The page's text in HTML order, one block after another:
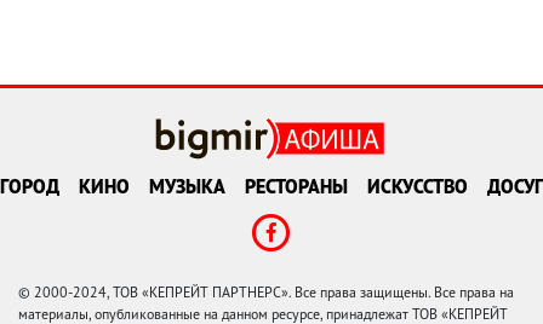
ГОРОД КИНО МУЗЫКА РЕСТОРАНЫ ИСКУССТВО ДОСУГ
© 2000-2024, ТОВ «КЕПРЕЙТ ПАРТНЕРС». Все права защищены. Все права на
материалы, опубликованные на данном ресурсе, принадлежат ТОВ «КЕПРЕЙТ